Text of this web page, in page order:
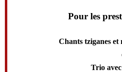
Pour les
Chants tziganes et
Trio